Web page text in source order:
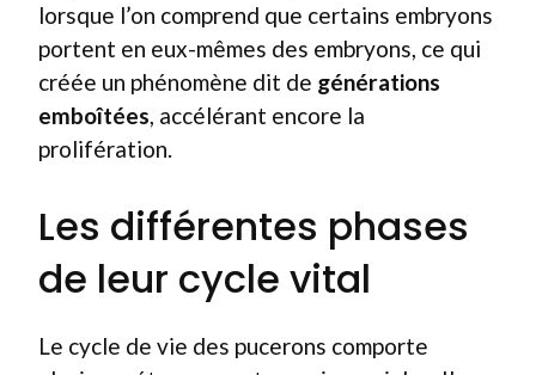
lorsque l’on comprend que certains embryons
portent en eux-mêmes des embryons, ce qui
créée un phénomène dit de générations
emboîtées, accélérant encore la
prolifération.
Les différentes phases
de leur cycle vital
Le cycle de vie des pucerons comporte